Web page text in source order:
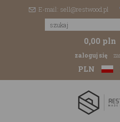
E-mail: sell@restwood.pl
0,00 pln
zaloguj się
PLN